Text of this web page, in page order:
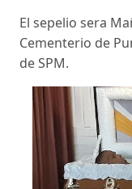
El sepelio sera
Cementerio de
de SPM.